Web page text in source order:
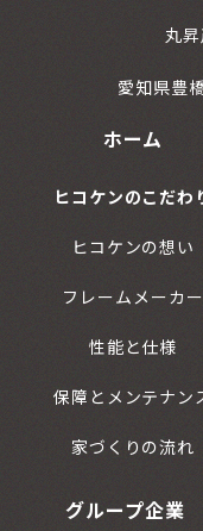
丸
愛知県豊
ホーム
ヒコケンのこだわ
ヒコケンの想い
フレームメーカー
性能と仕様
保障とメンテナン
家づくりの流れ
グループ企業